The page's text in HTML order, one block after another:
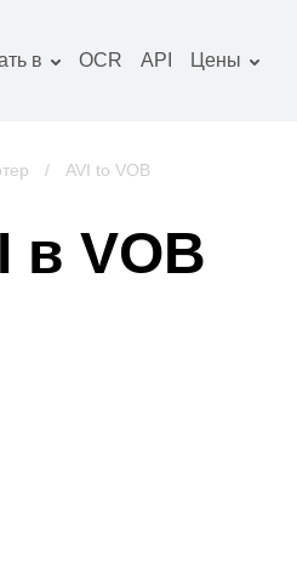
в OCR API Цены
/ AVI to VOB
в VOB